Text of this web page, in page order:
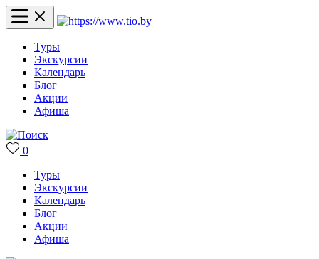
Туры
Экскурсии
Календарь
Блог
Акции
Афиша
0
Туры
Экскурсии
Календарь
Блог
Акции
Афиша